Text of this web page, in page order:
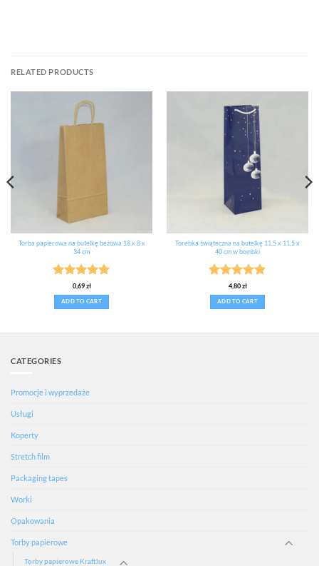
RELATED PRODUCTS
Torba papierowa na butelkę beżowa 18 x 8 x
34 cm
Rated5
out of 5
0,69zł
ADD TO CART
Torebka świąteczna na butelkę 11,5 x 11,5 x
40 cm w bombki
Rated5
out of 5
4,80zł
ADD TO CART
CATEGORIES
Promocje i wyprzedaże
Usługi
Koperty
Stretch film
Packaging tapes
Worki
Opakowania
Torby papierowe
Torby papierowe Kraftlux